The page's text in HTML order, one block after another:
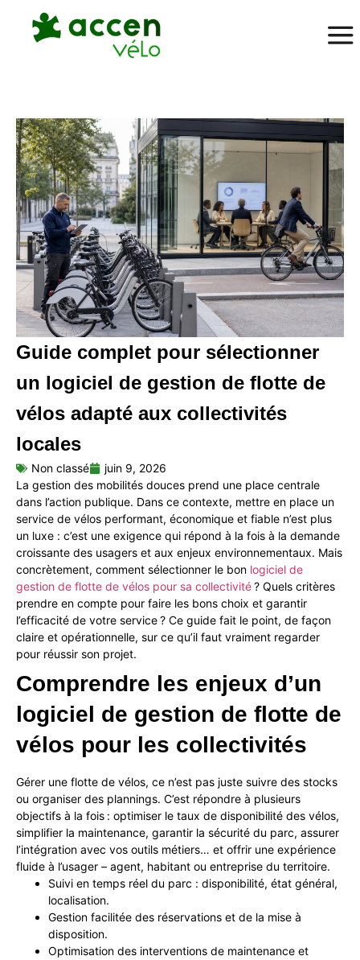
Guide complet pour sélectionner
un logiciel de gestion de flotte de
vélos adapté aux collectivités
locales
Non classé
juin 9, 2026
La gestion des mobilités douces prend une place centrale
dans l’action publique. Dans ce contexte, mettre en place un
service de vélos performant, économique et fiable n’est plus
un luxe : c’est une exigence qui répond à la fois à la demande
croissante des usagers et aux enjeux environnementaux. Mais
concrètement, comment sélectionner le bon logiciel de
gestion de flotte de vélos pour sa collectivité? Quels critères
prendre en compte pour faire les bons choix et garantir
l’efficacité de votre service ? Ce guide fait le point, de façon
claire et opérationnelle, sur ce qu’il faut vraiment regarder
pour réussir son projet.
Comprendre les enjeux d’un
logiciel de gestion de flotte de
vélos pour les collectivités
Gérer une flotte de vélos, ce n’est pas juste suivre des stocks
ou organiser des plannings. C’est répondre à plusieurs
objectifs à la fois : optimiser le taux de disponibilité des vélos,
simplifier la maintenance, garantir la sécurité du parc, assurer
l’intégration avec vos outils métiers… et offrir une expérience
fluide à l’usager – agent, habitant ou entreprise du territoire.
Suivi en temps réel du parc : disponibilité, état général,
localisation.
Gestion facilitée des réservations et de la mise à
disposition.
Optimisation des interventions de maintenance et